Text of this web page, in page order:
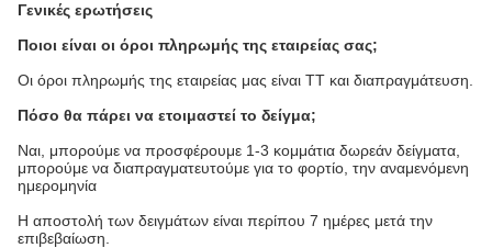
Γενικές ερωτήσεις
Ποιοι είναι οι όροι πληρωμής της εταιρείας σας;
Οι όροι πληρωμής της εταιρείας μας είναι TT και διαπραγμάτευση.
Πόσο θα πάρει να ετοιμαστεί το δείγμα;
Ναι, μπορούμε να προσφέρουμε 1-3 κομμάτια δωρεάν δείγματα,
μπορούμε να διαπραγματευτούμε για το φορτίο, την αναμενόμενη
ημερομηνία
Η αποστολή των δειγμάτων είναι περίπου 7 ημέρες μετά την
επιβεβαίωση.